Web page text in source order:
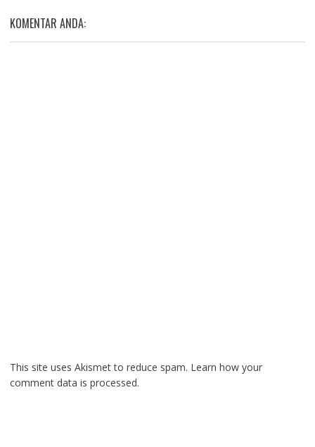
KOMENTAR ANDA:
This site uses Akismet to reduce spam. Learn how your
comment data is processed.